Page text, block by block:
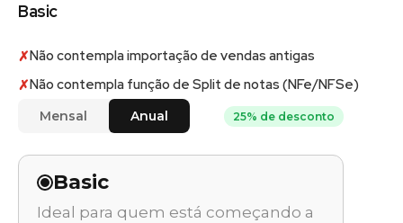
Basic
✗Não contempla importação de vendas antigas
✗Não contempla função de Split de notas (NFe/NFSe)
Mensal Anual 25% de desconto
Basic
Ideal para quem está começando a